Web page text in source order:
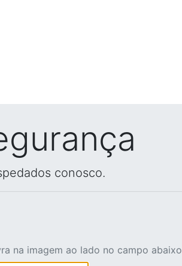
conosco.
na imagem ao lado no campo abaixo